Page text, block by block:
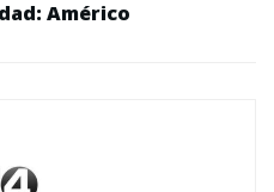
Américo